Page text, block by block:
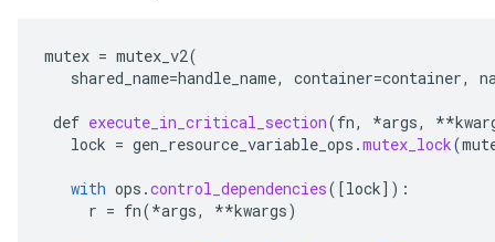
mutex = mutex_v2(
shared_name=handle_name, container=container,
def execute_in_critical_section(fn, *args, **
lock = gen_resource_variable_ops .mutex_lock(
with ops .control_dependencies( [lock] ):
r = fn(*args, **kwargs)